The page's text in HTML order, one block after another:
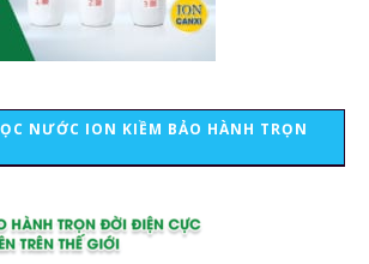
NƯỚC ION KIỀM BẢO HÀNH TRỌN